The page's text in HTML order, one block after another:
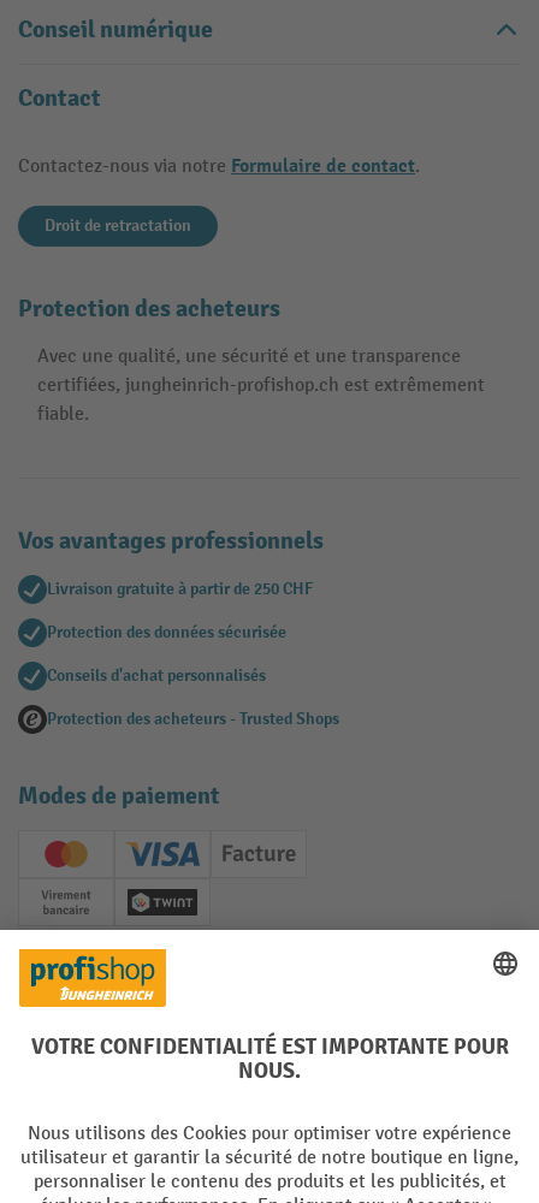
Conseil numérique
Contact
Contactez-nous via notre Formulaire de contact.
Droit de retractation
Protection des acheteurs
Avec une qualité, une sécurité et une transparence
certifiées, jungheinrich-profishop.ch est extrêmement
fiable.
Vos avantages professionnels
Livraison gratuite à partir de 250 CHF
Protection des données sécurisée
Conseils d'achat personnalisés
Protection des acheteurs - Trusted Shops
Modes de paiement
Creditcard (Master)Creditcard (Visa)
Facture
Paiement anticipé
Twint
Réseaux sociaux
Facebook
YouTube
LinkedIn
Instagram
Langues
DE FR